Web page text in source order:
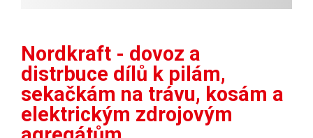
Nordkraft - dovoz a
distrbuce dílů k pilám,
sekačkám na trávu, kosám a
elektrickým zdrojovým